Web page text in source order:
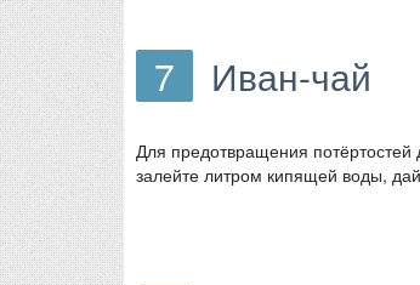
7 Иван-чай
Для предотвращения потёртостей
залейте литром кипящей воды,